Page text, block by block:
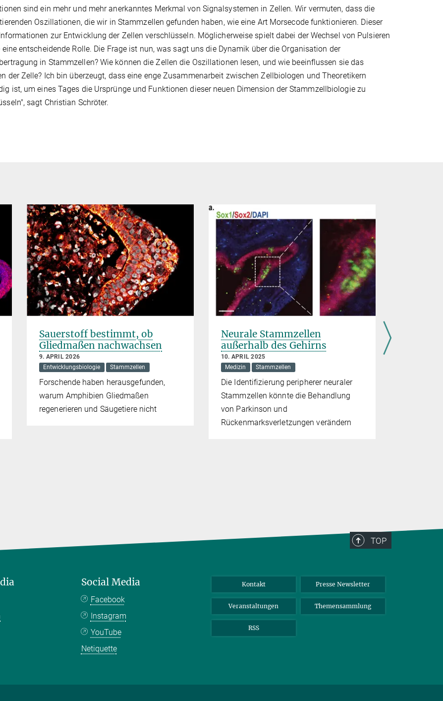
sind ein mehr und mehr anerkanntes Merkmal von Signalsystemen in Zellen. Wir vermuten, dass die
Oszillationen, die wir in Stammzellen gefunden haben, wie eine Art Morsecode funktionieren. Dieser
zur Entwicklung der Zellen verschlüsseln. Möglicherweise spielt dabei der Wechsel von Pulsieren
eine entscheidende Rolle. Die Frage ist nun, was sagt uns die Dynamik über die Organisation der
in Stammzellen? Wie können die Zellen die Oszillationen lesen, und wie beeinflussen sie das
der Zelle? Ich bin überzeugt, dass eine enge Zusammenarbeit zwischen Zellbiologen und Theoretikern
ist, um eines Tages die Ursprünge und Funktionen dieser neuen Dimension der Stammzellbiologie zu
sagt Christian Schröter.
Sauerstoff bestimmt, ob
Gliedmaßen nachwachsen
9. APRIL 2026
Entwicklungsbiologie
Stammzellen
Forschende haben herausgefunden,
warum Amphibien Gliedmaßen
regenerieren und Säugetiere nicht
Neurale Stammzellen
außerhalb des Gehirns
10. APRIL 2025
Medizin
Stammzellen
Die Identifizierung peripherer neuraler
Stammzellen könnte die Behandlung
von Parkinson und
Rückenmarksverletzungen verändern
TOP
Social Media
Facebook
Instagram
YouTube
Netiquette
Kontakt Presse Newsletter
Veranstaltungen Themensammlung
RSS